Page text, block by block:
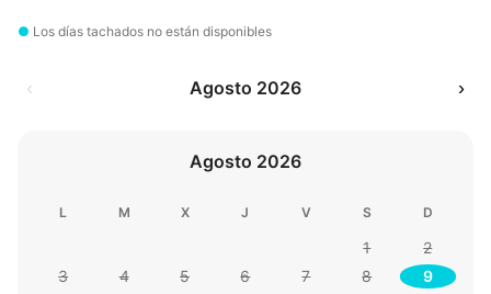
● Los días tachados no están disponibles
‹ Agosto 2026 ›
Agosto 2026
L M X J V S D
1
2
3
4 5 6 7 8
9